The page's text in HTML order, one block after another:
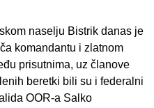
naselju Bistrik danas je
komandantu i zlatnom
prisutnima, uz članove
beretki bili su i federalni
OOR-a Salko